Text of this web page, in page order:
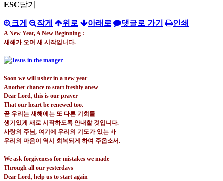
ESC닫기
크게 작게 위로 아래로 댓글로 가기 인쇄
A New Year, A New Beginning :
새해가 오며 새 시작입니다.
Soon we will usher in a new year
Another chance to start freshly anew
Dear Lord, this is our prayer
That our heart be renewed too.
곧 우리는 새해에는 또 다른 기회를
생기있게 새로 시작하도록 안내할 것입니다.
사랑의 주님, 여기에 우리의 기도가 있는 바
우리의 마음이 역시 회복되게 하여 주옵소서.
We ask forgiveness for mistakes we made
Through all our yesterdays
Dear Lord, help us to start again